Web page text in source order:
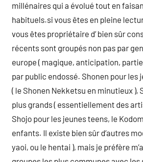
millénaires qui a évolué tout en
habituels.si vous êtes en pleine
vous êtes propriétaire d’ bien sûr
récents sont groupés non pas par
europe ( magique, anticipation,
par public endossé. Shonen pour les
( le Shonen Nekketsu en minutieux ),
plus grands ( essentiellement des
Shojo pour les jeunes teens, le
enfants. Il existe bien sûr d’autres
yaoi, ou le hentai ), mais je préfère